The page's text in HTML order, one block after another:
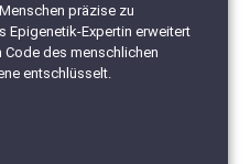
präzise zu
Epigenetik-Expertin erweitert
Code des menschlichen
entschlüsselt.